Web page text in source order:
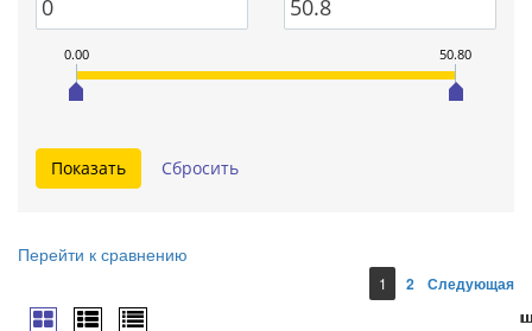
0.00 50.80
Перейти к сравнению
1 2 Следующая